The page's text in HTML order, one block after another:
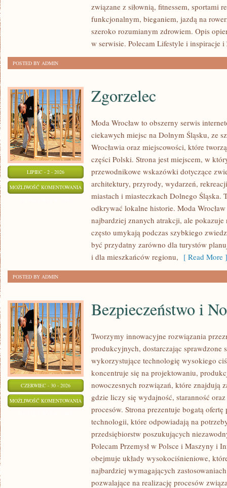
związane z siłownią, fitnessem, sportami
funkcjonalnym, bieganiem, jazdą na
szeroko rozumianym zdrowiem. Opis
w serwisie. Polecam Lifestyle i inspiracje i
POSTED BY ADMIN
LIPIEC - 2 - 2026
MOŻLIWOŚĆ KOMENTOWANIA ZGORZELEC
Zgorzelec
Moda Wrocław to obszerny serwis
ciekawych miejsc na Dolnym Śląsku, ze
Wrocławia oraz miejscowości, które
części Polski. Strona jest miejscem, w
przewodnikowe wskazówki dotyczące
architektury, przyrody, wydarzeń,
miastach i miasteczkach Dolnego Śląska.
odkrywać lokalne historie. Moda
najbardziej znanych atrakcji, ale
często umykają podczas szybkiego
być przydatny zarówno dla turystów
i dla mieszkańców regionu, [ Read More ]
POSTED BY ADMIN
CZERWIEC - 30 - 2026
MOŻLIWOŚĆ KOMENTOWANIA BEZPIECZEŃSTWO
NORMY
Bezpieczeństwo i
Tworzymy innowacyjne rozwiązania
produkcyjnych, dostarczając sprawdzone
wykorzystujące technologię wysokiego
koncentruje się na projektowaniu,
nowoczesnych rozwiązań, które znajdują
gdzie liczy się wydajność, staranność
procesów. Strona prezentuje bogatą ofertę
technologii, które odpowiadają na
przedsiębiorstw poszukujących
Polecam Przemysł w Polsce i Maszyny i
obejmuje układy wysokociśnieniowe,
najbardziej wymagających
pozwalające na realizację procesów